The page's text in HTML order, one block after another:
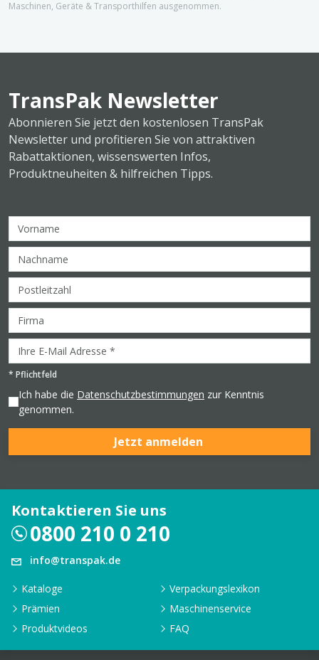
Maschinen, Geräte & Transporthilfen ausgenommen.
TransPak Newsletter
Abonnieren Sie jetzt den kostenlosen TransPak
Newsletter und profitieren Sie von attraktiven
Rabattaktionen, wissenswerten Infos,
Produktneuheiten & hilfreichen Tipps.
* Pflichtfeld
Ich habe die Datenschutzbestimmungen zur Kenntnis
genommen.
Jetzt anmelden
Kontaktieren Sie uns
0800 210 0 210
info@transpak.de
Kataloge
Verpackungslexikon
Prämien
Maschinenservice
Produktvideos
FAQ